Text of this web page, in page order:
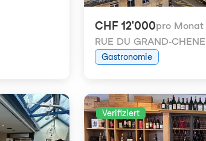
CHF 12'000pro Monat
RUE DU GRAND-
Gastronomie
Verifiziert